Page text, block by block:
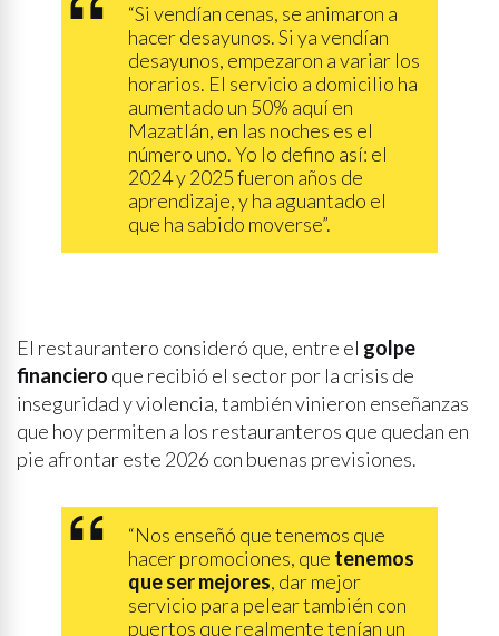
“Si vendían cenas, se animaron a
hacer desayunos. Si ya vendían
desayunos, empezaron a variar los
horarios. El servicio a domicilio ha
aumentado un 50% aquí en
Mazatlán, en las noches es el
número uno. Yo lo defino así: el
2024 y 2025 fueron años de
aprendizaje, y ha aguantado el
que ha sabido moverse”.
El restaurantero consideró que, entre el golpe
financiero que recibió el sector por la crisis de
inseguridad y violencia, también vinieron enseñanzas
que hoy permiten a los restauranteros que quedan en
pie afrontar este 2026 con buenas previsiones.
“Nos enseñó que tenemos que
hacer promociones, que tenemos
que ser mejores, dar mejor
servicio para pelear también con
puertos que realmente tenían un